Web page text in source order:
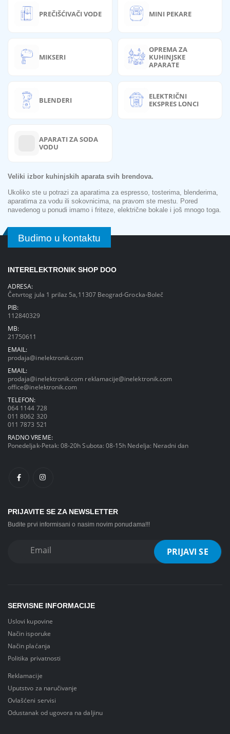
PREČIŠĆIVAČI VODE MINI PEKARE
MIKSERI
OPREMA ZA
KUHINJSKE
APARATE
BLENDERI
ELEKTRIČNI
EKSPRES LONCI
APARATI ZA SODA
VODU
Veliki izbor kuhinjskih aparata svih brendova.
Ukoliko ste u potrazi za aparatima za espresso, tosterima, blenderima,
aparatima za vodu ili sokovnicima, na pravom ste mestu. Pored
navedenog u ponudi imamo i friteze, električne bokale i još mnogo toga.
Budimo u kontaktu
INTERELEKTRONIK SHOP DOO
ADRESA:
Četvrtog jula 1 prilaz 5a,11307 Beograd-Grocka-Boleč
PIB:
112840329
MB:
21750611
EMAIL:
prodaja@inelektronik.com
EMAIL:
prodaja@inelektronik.com reklamacije@inelektronik.com
office@inelektronik.com
TELEFON:
064 1144 728
011 8062 320
011 7873 521
RADNO VREME:
Ponedeljak-Petak: 08-20h Subota: 08-15h Nedelja: Neradni dan
PRIJAVITE SE ZA NEWSLETTER
Budite prvi informisani o nasim novim ponudama!!!
SERVISNE INFORMACIJE
Uslovi kupovine
Način isporuke
Način plaćanja
Politika privatnosti
Reklamacije
Uputstvo za naručivanje
Ovlašćeni servisi
Odustanak od ugovora na daljinu